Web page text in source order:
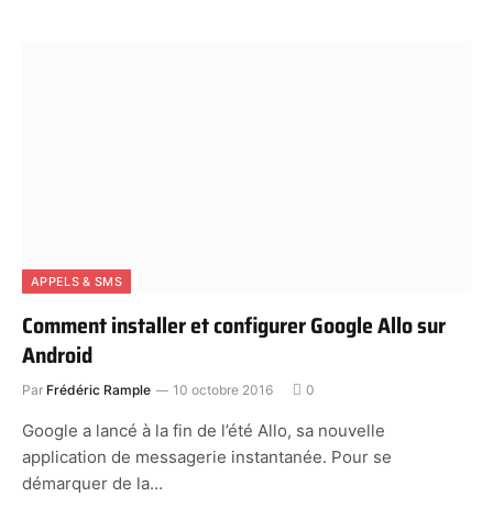
APPELS & SMS
Comment installer et configurer Google Allo sur
Android
Par Frédéric Rample 10 octobre 2016 0
Google a lancé à la fin de l’été Allo, sa nouvelle
application de messagerie instantanée. Pour se
démarquer de la…